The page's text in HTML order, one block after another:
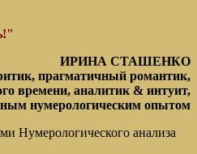
ИРИНА СТАШЕНКО
прагматичный романтик,
времени, аналитик & интуит,
нумерологическим опытом
Нумерологического анализа